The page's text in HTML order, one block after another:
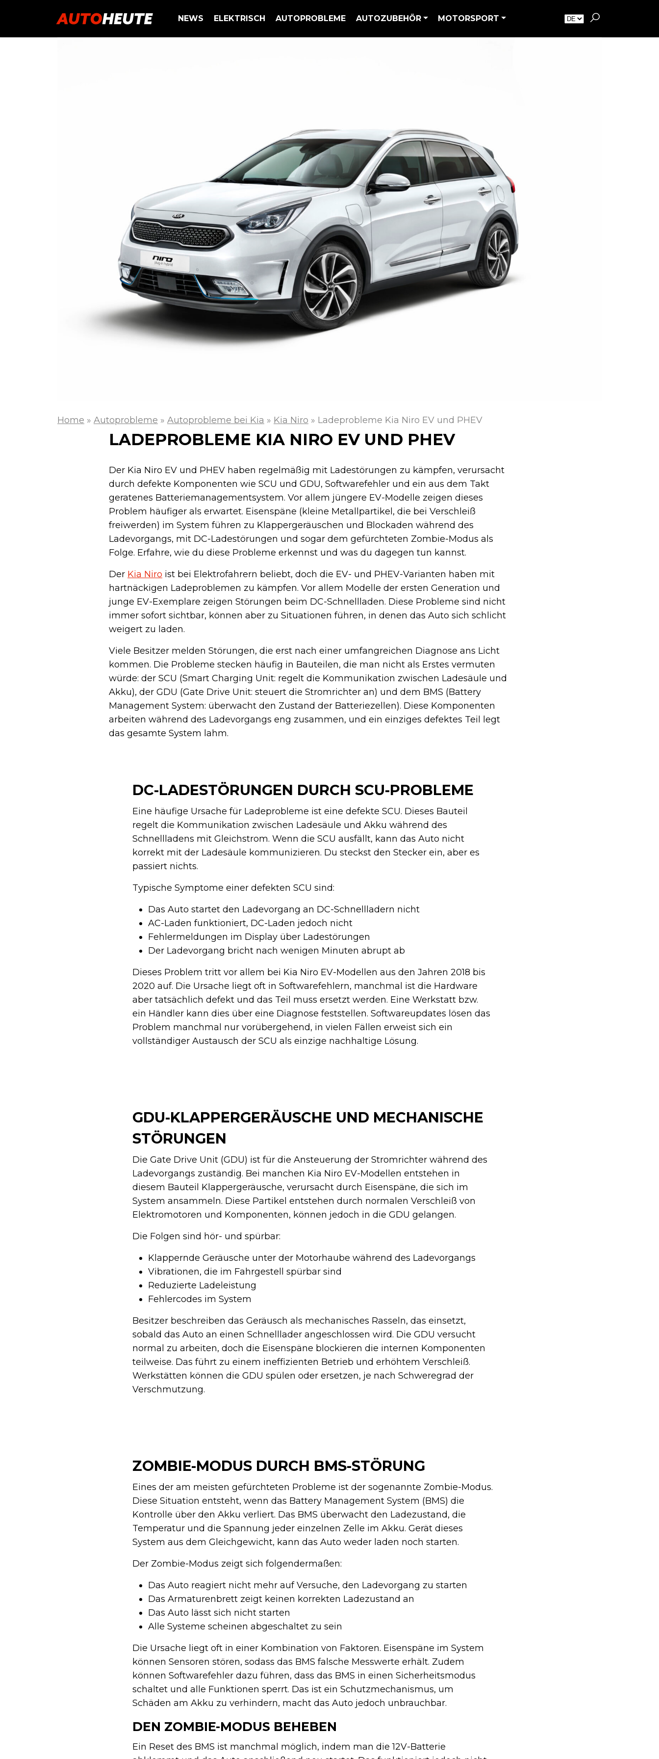
NEWS ELEKTRISCH AUTOPROBLEME AUTOZUBEHÖR MOTORSPORT
Home » Autoprobleme » Autoprobleme bei Kia » Kia Niro » Ladeprobleme Kia Niro EV und PHEV
LADEPROBLEME KIA NIRO EV UND PHEV
Der Kia Niro EV und PHEV haben regelmäßig mit Ladestörungen zu kämpfen, verursacht
durch defekte Komponenten wie SCU und GDU, Softwarefehler und ein aus dem Takt
geratenes Batteriemanagementsystem. Vor allem jüngere EV-Modelle zeigen dieses
Problem häufiger als erwartet. Eisenspäne (kleine Metallpartikel, die bei Verschleiß
freiwerden) im System führen zu Klappergeräuschen und Blockaden während des
Ladevorgangs, mit DC-Ladestörungen und sogar dem gefürchteten Zombie-Modus als
Folge. Erfahre, wie du diese Probleme erkennst und was du dagegen tun kannst.
Der Kia Niro ist bei Elektrofahrern beliebt, doch die EV- und PHEV-Varianten haben mit
hartnäckigen Ladeproblemen zu kämpfen. Vor allem Modelle der ersten Generation und
junge EV-Exemplare zeigen Störungen beim DC-Schnellladen. Diese Probleme sind nicht
immer sofort sichtbar, können aber zu Situationen führen, in denen das Auto sich schlicht
weigert zu laden.
Viele Besitzer melden Störungen, die erst nach einer umfangreichen Diagnose ans Licht
kommen. Die Probleme stecken häufig in Bauteilen, die man nicht als Erstes vermuten
würde: der SCU (Smart Charging Unit: regelt die Kommunikation zwischen Ladesäule und
Akku), der GDU (Gate Drive Unit: steuert die Stromrichter an) und dem BMS (Battery
Management System: überwacht den Zustand der Batteriezellen). Diese Komponenten
arbeiten während des Ladevorgangs eng zusammen, und ein einziges defektes Teil legt
das gesamte System lahm.
DC-LADESTÖRUNGEN DURCH SCU-PROBLEME
Eine häufige Ursache für Ladeprobleme ist eine defekte SCU. Dieses Bauteil
regelt die Kommunikation zwischen Ladesäule und Akku während des
Schnellladens mit Gleichstrom. Wenn die SCU ausfällt, kann das Auto nicht
korrekt mit der Ladesäule kommunizieren. Du steckst den Stecker ein, aber es
passiert nichts.
Typische Symptome einer defekten SCU sind:
Das Auto startet den Ladevorgang an DC-Schnellladern nicht
AC-Laden funktioniert, DC-Laden jedoch nicht
Fehlermeldungen im Display über Ladestörungen
Der Ladevorgang bricht nach wenigen Minuten abrupt ab
Dieses Problem tritt vor allem bei Kia Niro EV-Modellen aus den Jahren 2018 bis
2020 auf. Die Ursache liegt oft in Softwarefehlern, manchmal ist die Hardware
aber tatsächlich defekt und das Teil muss ersetzt werden. Eine Werkstatt bzw.
ein Händler kann dies über eine Diagnose feststellen. Softwareupdates lösen das
Problem manchmal nur vorübergehend, in vielen Fällen erweist sich ein
vollständiger Austausch der SCU als einzige nachhaltige Lösung.
GDU-KLAPPERGERÄUSCHE UND MECHANISCHE
STÖRUNGEN
Die Gate Drive Unit (GDU) ist für die Ansteuerung der Stromrichter während des
Ladevorgangs zuständig. Bei manchen Kia Niro EV-Modellen entstehen in
diesem Bauteil Klappergeräusche, verursacht durch Eisenspäne, die sich im
System ansammeln. Diese Partikel entstehen durch normalen Verschleiß von
Elektromotoren und Komponenten, können jedoch in die GDU gelangen.
Die Folgen sind hör- und spürbar:
Klappernde Geräusche unter der Motorhaube während des Ladevorgangs
Vibrationen, die im Fahrgestell spürbar sind
Reduzierte Ladeleistung
Fehlercodes im System
Besitzer beschreiben das Geräusch als mechanisches Rasseln, das einsetzt,
sobald das Auto an einen Schnelllader angeschlossen wird. Die GDU versucht
normal zu arbeiten, doch die Eisenspäne blockieren die internen Komponenten
teilweise. Das führt zu einem ineffizienten Betrieb und erhöhtem Verschleiß.
Werkstätten können die GDU spülen oder ersetzen, je nach Schweregrad der
Verschmutzung.
ZOMBIE-MODUS DURCH BMS-STÖRUNG
Eines der am meisten gefürchteten Probleme ist der sogenannte Zombie-Modus.
Diese Situation entsteht, wenn das Battery Management System (BMS) die
Kontrolle über den Akku verliert. Das BMS überwacht den Ladezustand, die
Temperatur und die Spannung jeder einzelnen Zelle im Akku. Gerät dieses
System aus dem Gleichgewicht, kann das Auto weder laden noch starten.
Der Zombie-Modus zeigt sich folgendermaßen:
Das Auto reagiert nicht mehr auf Versuche, den Ladevorgang zu starten
Das Armaturenbrett zeigt keinen korrekten Ladezustand an
Das Auto lässt sich nicht starten
Alle Systeme scheinen abgeschaltet zu sein
Die Ursache liegt oft in einer Kombination von Faktoren. Eisenspäne im System
können Sensoren stören, sodass das BMS falsche Messwerte erhält. Zudem
können Softwarefehler dazu führen, dass das BMS in einen Sicherheitsmodus
schaltet und alle Funktionen sperrt. Das ist ein Schutzmechanismus, um
Schäden am Akku zu verhindern, macht das Auto jedoch unbrauchbar.
DEN ZOMBIE-MODUS BEHEBEN
Ein Reset des BMS ist manchmal möglich, indem man die 12V-Batterie